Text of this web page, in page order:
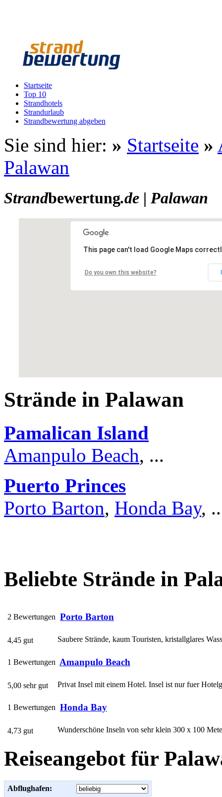
Startseite
Top 10
Strandhotels
Strandurlaub
Strandbewertung abgeben
Sie sind hier: » Startseite »
Palawan
Strandbewertung.de | Palawan
This page can't load Google Maps
Do you own this website?
Strände in Palawan
Pamalican Island
Amanpulo Beach, ...
Puerto Princes
Porto Barton, Honda Bay,
Beliebte Strände in
2 Bewertungen Porto Barton
Saubere Strände, kaum Touristen, kristallglares
4,45 gut
1 Bewertungen Amanpulo Beach
Privat Insel mit einem Hotel. Insel ist nur fuer
5,00 sehr gut
1 Bewertungen Honda Bay
Wunderschöne Inseln von sehr klein 300 x 100
4,73 gut
Reiseangebot für
Abflughafen: